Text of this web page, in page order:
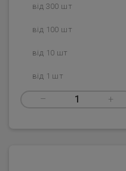
від 300 шт
від 100 шт
від 10 шт
від 1 шт
– 1 +